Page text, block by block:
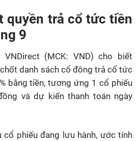
quyền trả cổ tức tiền
9
VNDirect (MCK: VND) cho biết
danh sách cổ đông trả cổ tức
bằng tiền, tương ứng 1 cổ phiếu
và dự kiến thanh toán ngày
cổ phiếu đang lưu hành, ước tính